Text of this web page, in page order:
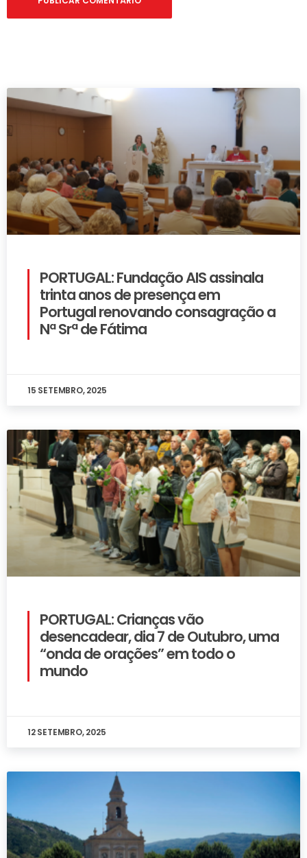
PORTUGAL: Fundação AIS assinala
trinta anos de presença em
Portugal renovando consagração a
Nª Srª de Fátima
15 SETEMBRO, 2025
PORTUGAL: Crianças vão
desencadear, dia 7 de Outubro, uma
“onda de orações” em todo o
mundo
12 SETEMBRO, 2025